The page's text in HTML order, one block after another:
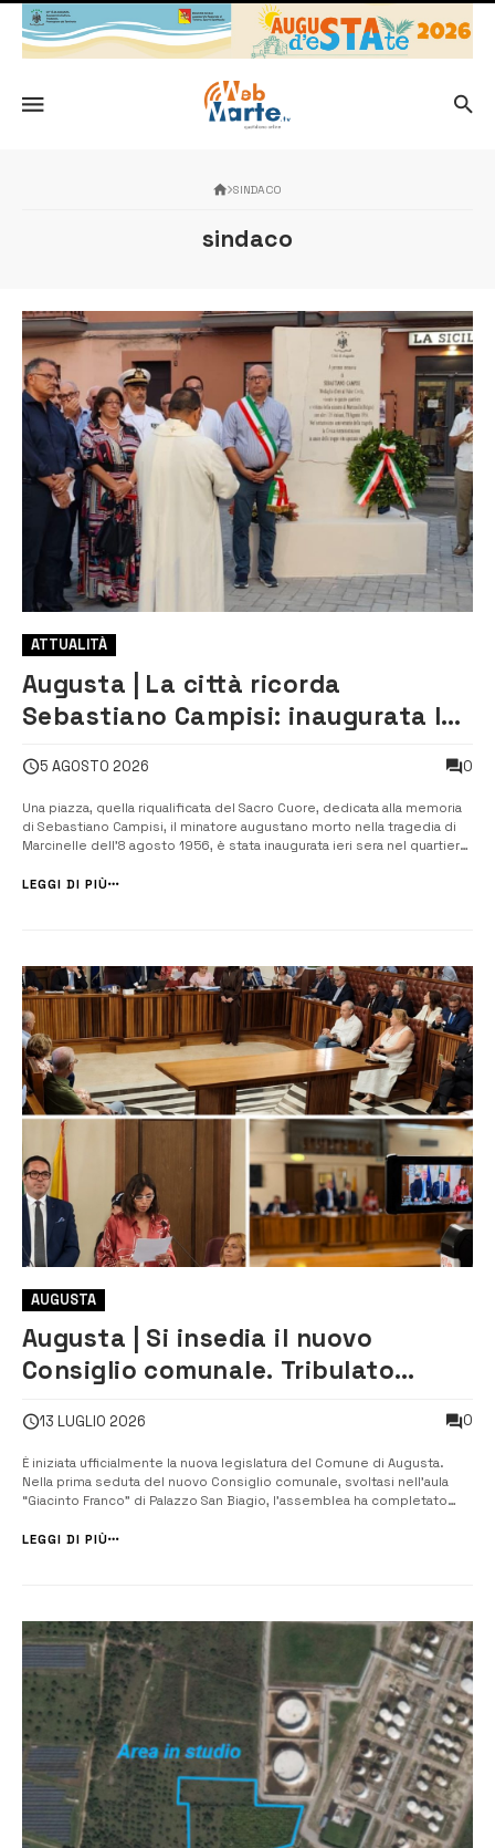
SINDACO
sindaco
ATTUALITÀ
Augusta | La città ricorda
Sebastiano Campisi: inaugurata la
nella tragedia di Marcinelle
5 AGOSTO 2026 0
Una piazza, quella riqualificata del Sacro Cuore, dedicata alla memoria
di Sebastiano Campisi, il minatore augustano morto nella tragedia di
Marcinelle dell’8 agosto 1956, è stata inaugurata ieri sera nel quartiere,
restituito alla città uno spazio pubblico completame...
LEGGI DI PIÙ
AUGUSTA
Augusta | Si insedia il nuovo
Consiglio comunale. Tribulato
transumanza politica»
13 LUGLIO 2026 0
È iniziata ufficialmente la nuova legislatura del Comune di Augusta.
Nella prima seduta del nuovo Consiglio comunale, svoltasi nell’aula
“Giacinto Franco” di Palazzo San Biagio, l’assemblea ha completato
più significativo è arrivato dalla dimos...
LEGGI DI PIÙ